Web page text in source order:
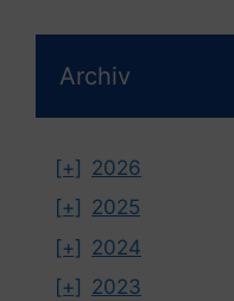
Archiv
[+] 2026
[+] 2025
[+] 2024
[+] 2023